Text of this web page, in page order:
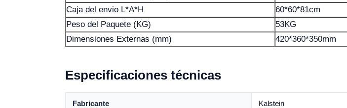
Caja del envio L*A*H
60*60*81cm
Peso del Paquete (KG)
53KG
Dimensiones Externas (mm)
420*360*350mm
Especificaciones técnicas
Fabricante Kalstein